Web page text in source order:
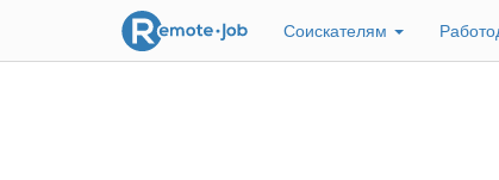
Соискателям